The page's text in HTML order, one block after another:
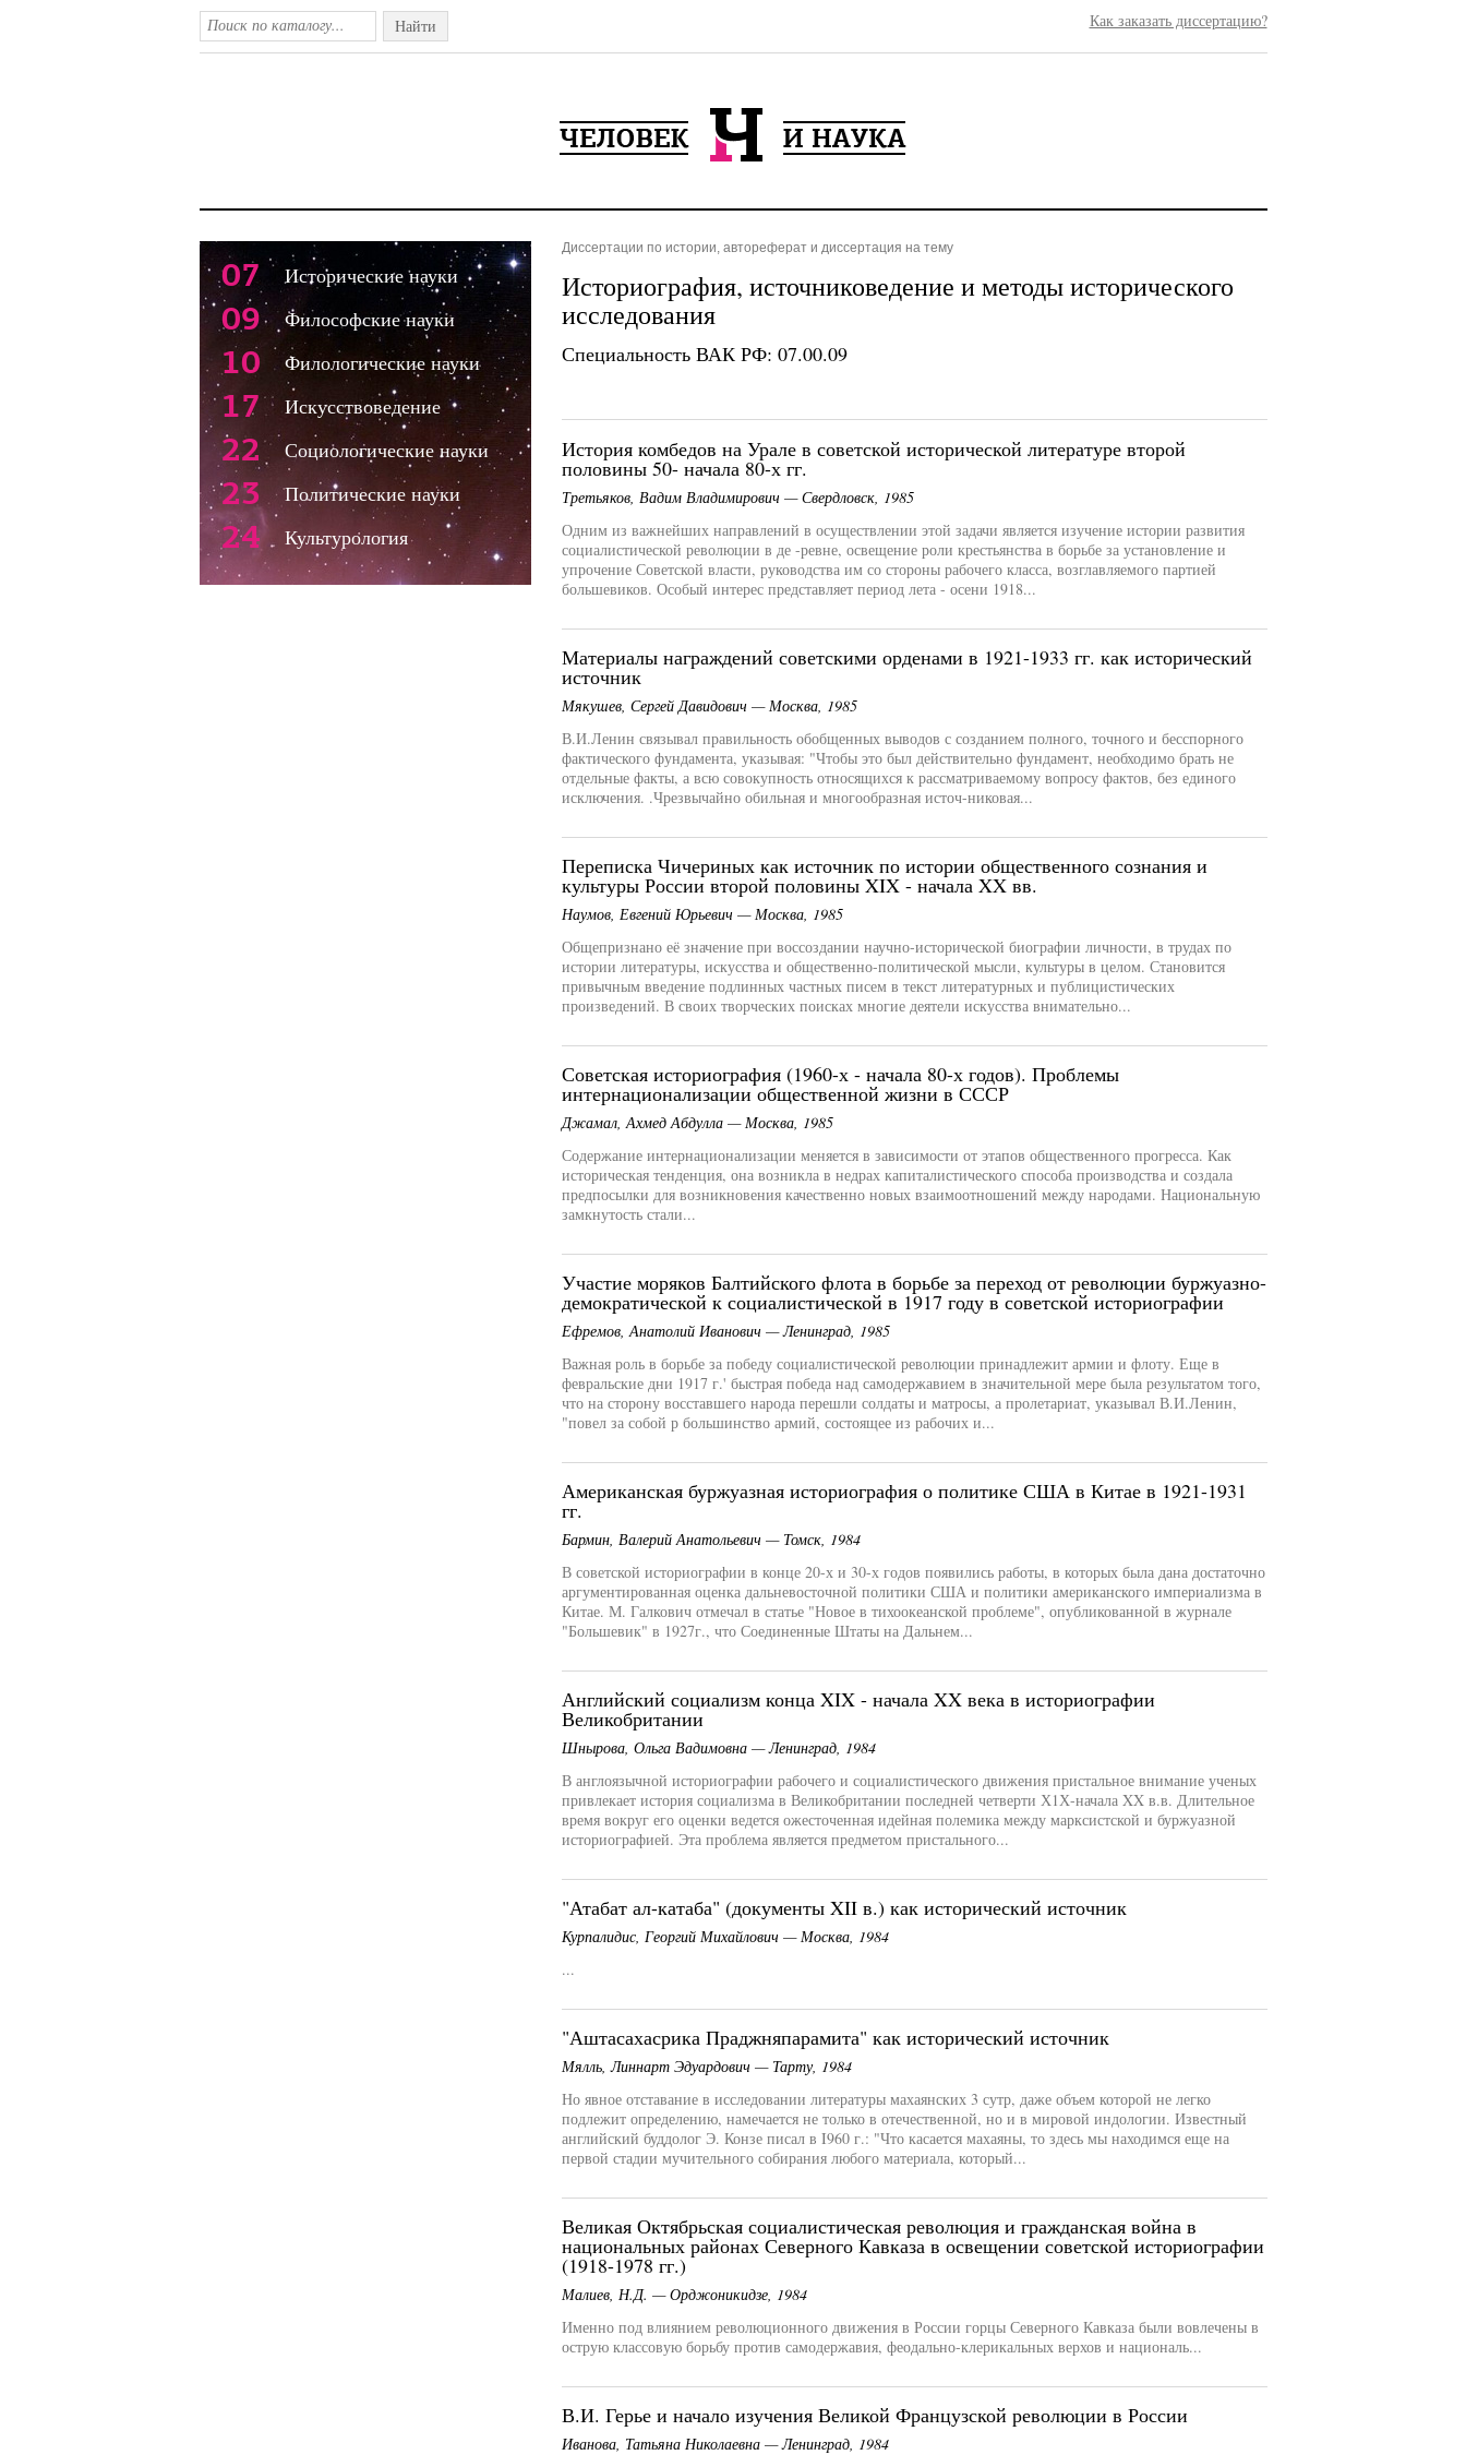
Найти Как заказать диссертацию?
Диссертации по истории, автореферат и диссертация на тему
Историография, источниковедение и методы исторического
исследования
Специальность ВАК РФ: 07.00.09
История комбедов на Урале в советской исторической литературе второй
половины 50- начала 80-х гг.
Третьяков, Вадим Владимирович — Свердловск, 1985
Одним из важнейших направлений в осуществлении этой задачи является изучение истории развития
социалистической революции в де -ревне, освещение роли крестьянства в борьбе за установление и
упрочение Советской власти, руководства им со стороны рабочего класса, возглавляемого партией
большевиков. Особый интерес представляет период лета - осени 1918...
Материалы награждений советскими орденами в 1921-1933 гг. как исторический
источник
Мякушев, Сергей Давидович — Москва, 1985
В.И.Ленин связывал правильность обобщенных выводов с созданием полного, точного и бесспорного
фактического фундамента, указывая: "Чтобы это был действительно фундамент, необходимо брать не
отдельные факты, а всю совокупность относящихся к рассматриваемому вопросу фактов, без единого
исключения. .Чрезвычайно обильная и многообразная источ-никовая...
Переписка Чичериных как источник по истории общественного сознания и
культуры России второй половины XIX - начала XX вв.
Наумов, Евгений Юрьевич — Москва, 1985
Общепризнано её значение при воссоздании научно-исторической биографии личности, в трудах по
истории литературы, искусства и общественно-политической мысли, культуры в целом. Становится
привычным введение подлинных частных писем в текст литературных и публицистических
произведений. В своих творческих поисках многие деятели искусства внимательно...
Советская историография (1960-х - начала 80-х годов). Проблемы
интернационализации общественной жизни в СССР
Джамал, Ахмед Абдулла — Москва, 1985
Содержание интернационализации меняется в зависимости от этапов общественного прогресса. Как
историческая тенденция, она возникла в недрах капиталистического способа производства и создала
предпосылки для возникновения качественно новых взаимоотношений между народами. Национальную
замкнутость стали...
Участие моряков Балтийского флота в борьбе за переход от революции буржуазно-
демократической к социалистической в 1917 году в советской историографии
Ефремов, Анатолий Иванович — Ленинград, 1985
Важная роль в борьбе за победу социалистической революции принадлежит армии и флоту. Еще в
февральские дни 1917 г.' быстрая победа над самодержавием в значительной мере была результатом того,
что на сторону восставшего народа перешли солдаты и матросы, а пролетариат, указывал В.И.Ленин,
"повел за собой р большинство армий, состоящее из рабочих и...
Американская буржуазная историография о политике США в Китае в 1921-1931
гг.
Бармин, Валерий Анатольевич — Томск, 1984
В советской историографии в конце 20-х и 30-х годов появились работы, в которых была дана достаточно
аргументированная оценка дальневосточной политики США и политики американского империализма в
Китае. М. Галкович отмечал в статье "Новое в тихоокеанской проблеме", опубликованной в журнале
"Большевик" в 1927г., что Соединенные Штаты на Дальнем...
Английский социализм конца XIX - начала XX века в историографии
Великобритании
Шнырова, Ольга Вадимовна — Ленинград, 1984
В англоязычной историографии рабочего и социалистического движения пристальное внимание ученых
привлекает история социализма в Великобритании последней четверти Х1Х-начала XX в.в. Длительное
время вокруг его оценки ведется ожесточенная идейная полемика между марксистской и буржуазной
историографией. Эта проблема является предметом пристального...
"Атабат ал-катаба" (документы XII в.) как исторический источник
Курпалидис, Георгий Михайлович — Москва, 1984
...
"Аштасахасрика Праджняпарамита" как исторический источник
Мялль, Линнарт Эдуардович — Тарту, 1984
Но явное отставание в исследовании литературы махаянских 3 сутр, даже объем которой не легко
подлежит определению, намечается не только в отечественной, но и в мировой индологии. Известный
английский буддолог Э. Конзе писал в I960 г.: "Что касается махаяны, то здесь мы находимся еще на
первой стадии мучительного собирания любого материала, который...
Великая Октябрьская социалистическая революция и гражданская война в
национальных районах Северного Кавказа в освещении советской историографии
(1918-1978 гг.)
Малиев, Н.Д. — Орджоникидзе, 1984
Именно под влиянием революционного движения в России горцы Северного Кавказа были вовлечены в
острую классовую борьбу против самодержавия, феодально-клерикальных верхов и националь...
В.И. Герье и начало изучения Великой Французской революции в России
Иванова, Татьяна Николаевна — Ленинград, 1984
07 Исторические науки
09 Философские науки
10 Филологические науки
17 Искусствоведение
22 Социологические науки
23 Политические науки
24 Культурология